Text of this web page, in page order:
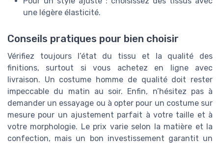
une légère élasticité.
Conseils pratiques pour bien choisir
Vérifiez toujours l’état du tissu et la qualité des
finitions, surtout si vous achetez en ligne avec
livraison. Un costume homme de qualité doit rester
impeccable du matin au soir. Enfin, n’hésitez pas à
demander un essayage ou à opter pour un costume sur
mesure pour un ajustement parfait à votre taille et à
votre morphologie. Le prix varie selon la matière et la
confection, mais un bon investissement garantit un